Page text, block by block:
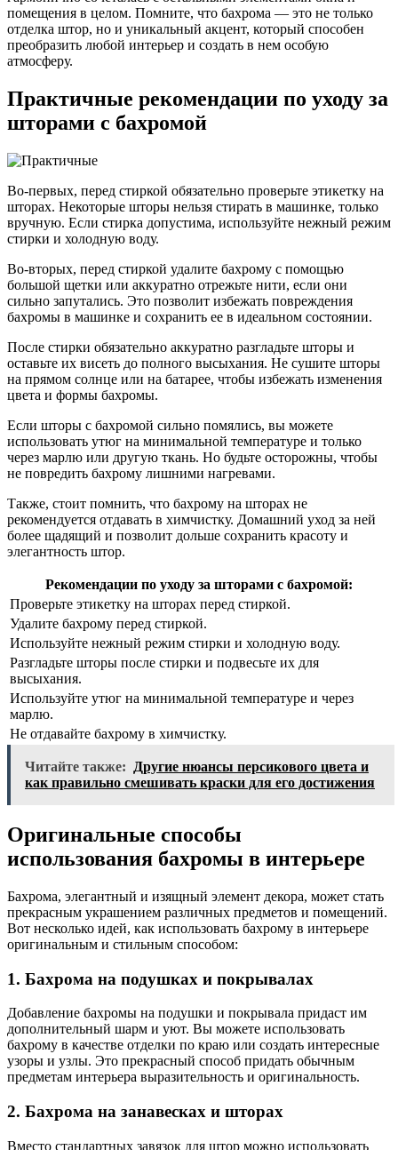
помещения в целом. Помните, что бахрома — это не только
отделка штор, но и уникальный акцент, который способен
преобразить любой интерьер и создать в нем особую
атмосферу.
Практичные рекомендации по уходу за
шторами с бахромой
Во-первых, перед стиркой обязательно проверьте этикетку на
шторах. Некоторые шторы нельзя стирать в машинке, только
вручную. Если стирка допустима, используйте нежный режим
стирки и холодную воду.
Во-вторых, перед стиркой удалите бахрому с помощью
большой щетки или аккуратно отрежьте нити, если они
сильно запутались. Это позволит избежать повреждения
бахромы в машинке и сохранить ее в идеальном состоянии.
После стирки обязательно аккуратно разгладьте шторы и
оставьте их висеть до полного высыхания. Не сушите шторы
на прямом солнце или на батарее, чтобы избежать изменения
цвета и формы бахромы.
Если шторы с бахромой сильно помялись, вы можете
использовать утюг на минимальной температуре и только
через марлю или другую ткань. Но будьте осторожны, чтобы
не повредить бахрому лишними нагревами.
Также, стоит помнить, что бахрому на шторах не
рекомендуется отдавать в химчистку. Домашний уход за ней
более щадящий и позволит дольше сохранить красоту и
элегантность штор.
Рекомендации по уходу за шторами с бахромой:
Проверьте этикетку на шторах перед стиркой.
Удалите бахрому перед стиркой.
Используйте нежный режим стирки и холодную воду.
Разгладьте шторы после стирки и подвесьте их для
высыхания.
Используйте утюг на минимальной температуре и через
марлю.
Не отдавайте бахрому в химчистку.
Читайте также:
Другие нюансы персикового цвета и
как правильно смешивать краски для его достижения
Оригинальные способы
использования бахромы в интерьере
Бахрома, элегантный и изящный элемент декора, может стать
прекрасным украшением различных предметов и помещений.
Вот несколько идей, как использовать бахрому в интерьере
оригинальным и стильным способом:
1. Бахрома на подушках и покрывалах
Добавление бахромы на подушки и покрывала придаст им
дополнительный шарм и уют. Вы можете использовать
бахрому в качестве отделки по краю или создать интересные
узоры и узлы. Это прекрасный способ придать обычным
предметам интерьера выразительность и оригинальность.
2. Бахрома на занавесках и шторах
Вместо стандартных завязок для штор можно использовать